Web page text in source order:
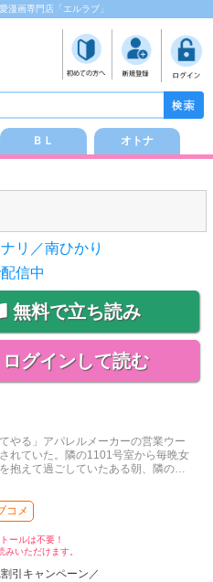
漫画専門店「エルラブ」
ＢＬ オトナ
リ／南ひかり
信中
無料で立ち読み
グインして読む
やる」アパレルメーカーの営業ウー
れていた。隣の1101号室から毎晩女
抱えて過ごしていたある朝、隣の…
コメ
ールは不要！
いただけます。
引キャンペーン／